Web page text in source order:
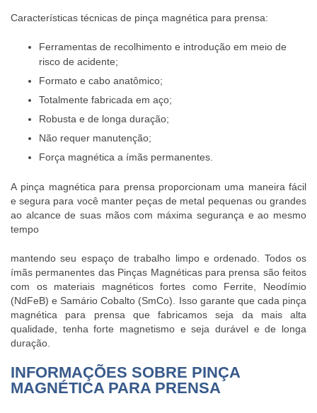
Características técnicas de pinça magnética para prensa:
Ferramentas de recolhimento e introdução em meio de
risco de acidente;
Formato e cabo anatômico;
Totalmente fabricada em aço;
Robusta e de longa duração;
Não requer manutenção;
Força magnética a ímãs permanentes.
A pinça magnética para prensa proporcionam uma maneira fácil
e segura para você manter peças de metal pequenas ou grandes
ao alcance de suas mãos com máxima segurança e ao mesmo
tempo
mantendo seu espaço de trabalho limpo e ordenado. Todos os
ímãs permanentes das Pinças Magnéticas para prensa são feitos
com os materiais magnéticos fortes como Ferrite, Neodímio
(NdFeB) e Samário Cobalto (SmCo). Isso garante que cada pinça
magnética para prensa que fabricamos seja da mais alta
qualidade, tenha forte magnetismo e seja durável e de longa
duração.
INFORMAÇÕES SOBRE PINÇA
MAGNÉTICA PARA PRENSA